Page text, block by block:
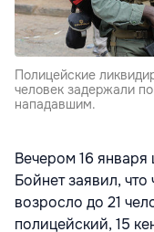
Полицейские
человек задержали
нападавшим.
Вечером 16
Бойнет заявил,
возросло до 21
полицейский, 15